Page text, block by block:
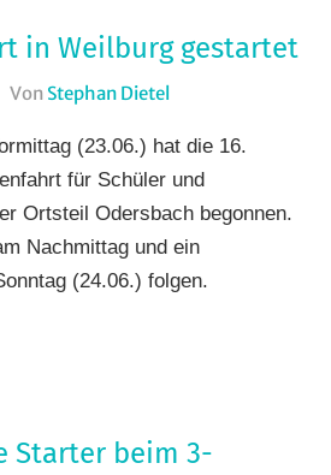
in Weilburg gestartet
Von Stephan Dietel
Rundstrecke
Strasse
Vereine
(23.06.) hat die 16.
für Schüler und
Ortsteil Odersbach begonnen.
Nachmittag und ein
(24.06.) folgen.
Starter beim 3-